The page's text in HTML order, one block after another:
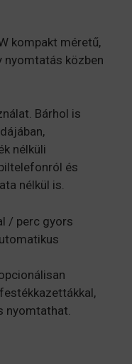
kompakt méretű,
nyomtatás közben
Bárhol is
nélküli
és
nélkül is.
/ perc gyors
nyomtathat.